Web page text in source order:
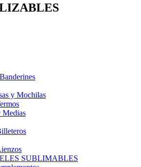
y Mochilas
Medias
SUBLIMABLES